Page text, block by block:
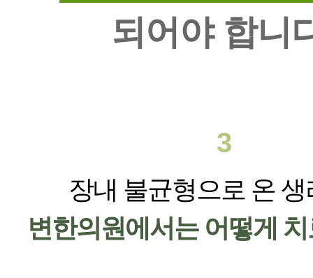
되어야 합니
3
장내 불균형으로 온
변한의원에서는 어떻게